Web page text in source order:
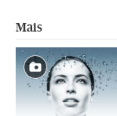
Mais